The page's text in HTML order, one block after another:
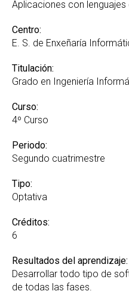
Suplemento Europeo
Aplicaciones con lenguajes
Centro:
E. S. de Enxeñaría
Titulación:
Grado en Ingeniería
Curso:
4º Curso
Periodo:
Segundo cuatrimestre
Tipo:
Optativa
Créditos:
6
Resultados del aprendizaje:
Desarrollar todo tipo de
de todas las fases.